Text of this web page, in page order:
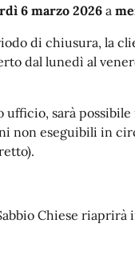
6 marzo 2026 a
di chiusura, la
dal lunedì al
ufficio, sarà
non eseguibili in
Chiese riaprirà